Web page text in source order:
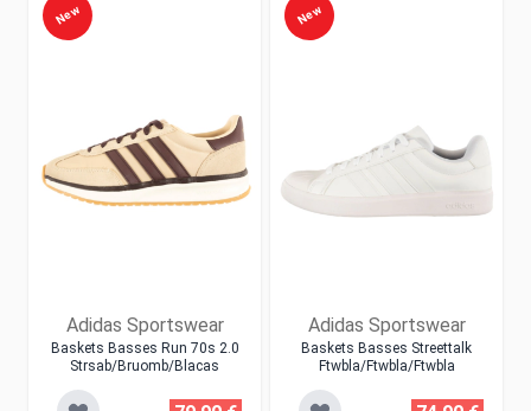
Adidas Sportswear
Baskets Basses Run 70s 2.0
Strsab/bruomb/blacas
New
Adidas Sportswear
Baskets Basses Streettalk
Ftwbla/ftwbla/ftwbla
New